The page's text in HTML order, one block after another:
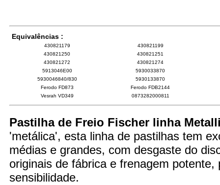
Equivalências :
430821179
430821199
430821250
430821251
430821272
430821274
5913046E00
5930033870
5930046840/830
5930133870
Ferodo FD873
Ferodo FDB2144
Vesrah VD349
0873282000811
Pastilha de Freio Fischer linha
'metálica', esta linha de pastilhas tem
médias e grandes, com desgaste do
originais de fábrica e frenagem potente,
sensibilidade.